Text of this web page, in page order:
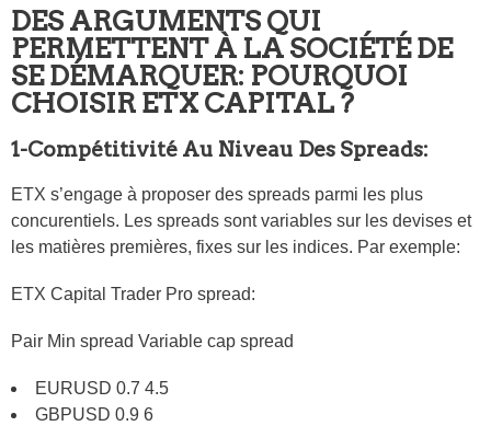
DES ARGUMENTS QUI
PERMETTENT À LA SOCIÉTÉ DE
SE DÉMARQUER: POURQUOI
CHOISIR ETX CAPITAL ?
1-Compétitivité Au Niveau Des Spreads:
ETX s’engage à proposer des spreads parmi les plus
concurentiels. Les spreads sont variables sur les devises et
les matières premières, fixes sur les indices. Par exemple:
ETX Capital Trader Pro spread:
Pair Min spread Variable cap spread
EURUSD 0.7 4.5
GBPUSD 0.9 6